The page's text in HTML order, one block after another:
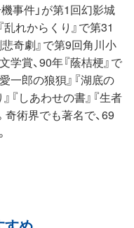
事件」が第1回幻影城
れからくり』で第31
奇劇』で第9回角川小
学賞、90年『蔭桔梗』で
一郎の狼狽』『湖底の
『しあわせの書』『生者
奇術界でも著名で、69